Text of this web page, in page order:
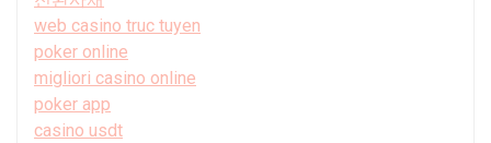
web casino truc tuyen
poker online
migliori casino online
poker app
casino usdt